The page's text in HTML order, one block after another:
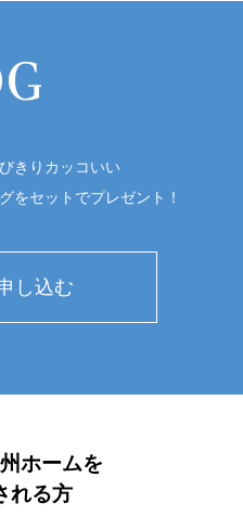
きりカッコいい
をセットでプレゼント！
ホームを
れる方